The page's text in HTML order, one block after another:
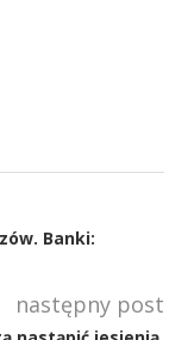
Banki:
następny post